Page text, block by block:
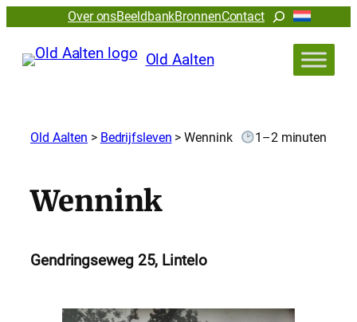
Over onsBeeldbankBronnenContactZoeken
Old Aalten
Old Aalten > Bedrijfsleven >Wennink 1–2 minuten
Wennink
Gendringseweg 25, Lintelo